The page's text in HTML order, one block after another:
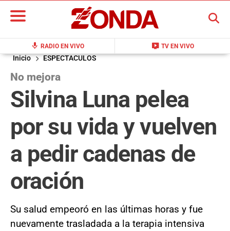
mic RADIO EN VIVO live_tv TV EN VIVO
BUSCAR
Inicio ESPECTACULOS
No mejora
Silvina Luna pelea
por su vida y vuelven
a pedir cadenas de
oración
Su salud empeoró en las últimas horas y fue
nuevamente trasladada a la terapia intensiva